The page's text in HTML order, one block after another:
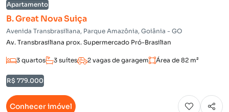
Apartamento
B. Great Nova Suiça
Avenida Transbrasiliana, Parque Amazônia, Goiânia - GO
Av. Transbrasiliana prox. Supermercado Pró-Brasilian
3 quartos 3 suítes 2 vagas de garagem Área de 82 m²
R$ 779.000
Conhecer imóvel